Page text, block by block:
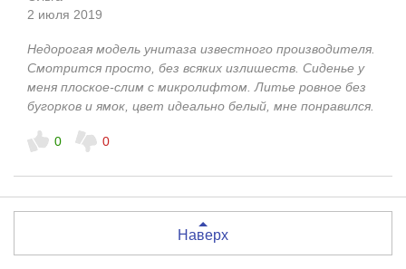
2 июля 2019
Недорогая модель унитаза известного производителя.
Смотрится просто, без всяких излишеств. Сиденье у
меня плоское-слим с микролифтом. Литье ровное без
бугорков и ямок, цвет идеально белый, мне понравился.
0 0
Наверх